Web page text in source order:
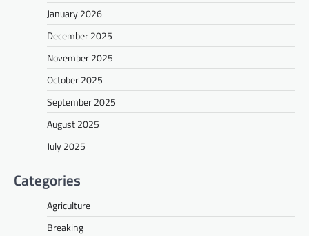
January 2026
December 2025
November 2025
October 2025
September 2025
August 2025
July 2025
Categories
Agriculture
Breaking